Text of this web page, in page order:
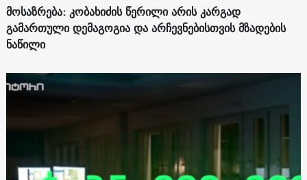
მოსაზრება: კობახიძის წერილი არის კარგად
გამართული დემაგოგია და არჩევნებისთვის მზადების
ნაწილი